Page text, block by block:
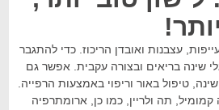
עצבנות ואובדן הריכוז. כדי להתגבר
שינה בריאים ובצורה עקבית. אפשר גם
טיפול באור וריפוי באמצעות הרפייה.
תה ולריין, כמו כן, ארומתרפיה